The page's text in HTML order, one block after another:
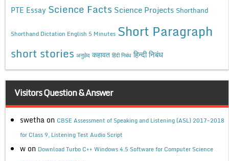
PTE Essay Science Facts Science Projects Shorthand
Shorthand Dictation English 5 Minutes Short Paragraph
short stories अनुछेद कहावत हिंदी निबंध हिन्दी निबंध
Visitors Question & Answer
swetha on CBSE Assessment of Speaking and Listening (ASL) 2017-2018
for Class 9, Listening Test Audio Script
w on Download Turbo C++ Windows 4.5 Software for Computer Science